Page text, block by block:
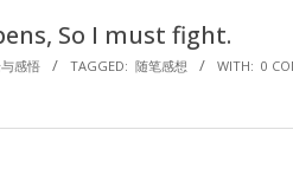
So I must fight.
感悟 TAGGED: 随笔感想 WITH: 0